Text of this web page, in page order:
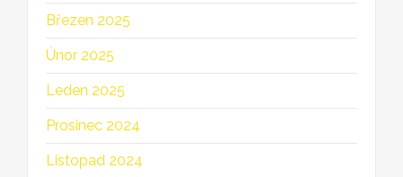
Březen 2025
Únor 2025
Leden 2025
Prosinec 2024
Listopad 2024